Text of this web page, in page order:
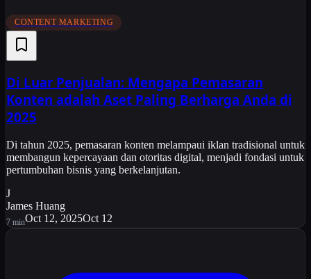
CONTENT MARKETING
Di Luar Penjualan: Mengapa Pemasaran
Konten adalah Aset Paling Berharga Anda di
2025
Di tahun 2025, pemasaran konten melampaui iklan tradisional untuk
membangun kepercayaan dan otoritas digital, menjadi fondasi untuk
pertumbuhan bisnis yang berkelanjutan.
J
James Huang
7 minOct 12, 2025Oct 12